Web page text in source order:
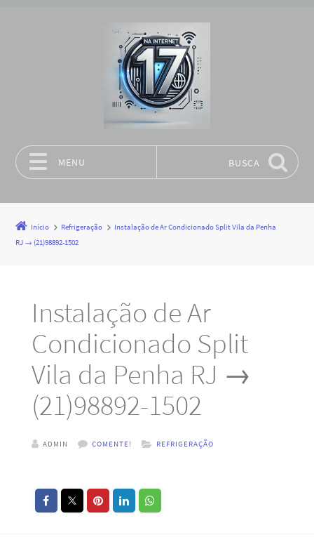
MENU BUSCA
Início Refrigeração
Instalação de Ar Condicionado Split Vila da Penha
RJ → (21)98892-1502
Instalação de Ar
Condicionado Split
Vila da Penha RJ →
(21)98892-1502
ADMIN COMENTE! REFRIGERAÇÃO